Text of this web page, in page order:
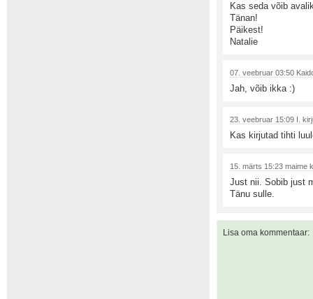
Kas seda võib
Tänan!
Päikest!
Natalie
07. veebruar 03:50
Jah, võib ikka :)
23. veebruar 15:09 I.
Kas kirjutad tihti
15. märts 15:23 maime
Just nii. Sobib just
Tänu sulle.
Lisa oma kommentaar: